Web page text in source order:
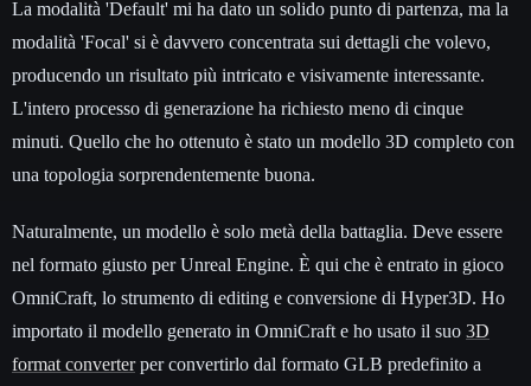
La modalità 'Default' mi ha dato un solido punto di partenza, ma la
modalità 'Focal' si è davvero concentrata sui dettagli che volevo,
producendo un risultato più intricato e visivamente interessante.
L'intero processo di generazione ha richiesto meno di cinque
minuti. Quello che ho ottenuto è stato un modello 3D completo con
una topologia sorprendentemente buona.
Naturalmente, un modello è solo metà della battaglia. Deve essere
nel formato giusto per Unreal Engine. È qui che è entrato in gioco
OmniCraft, lo strumento di editing e conversione di Hyper3D. Ho
importato il modello generato in OmniCraft e ho usato il suo 3D
format converterper convertirlo dal formato GLB predefinito a